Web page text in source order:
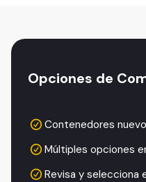
Opciones de
Contenedores
Múltiples opciones
Revisa y selecciona